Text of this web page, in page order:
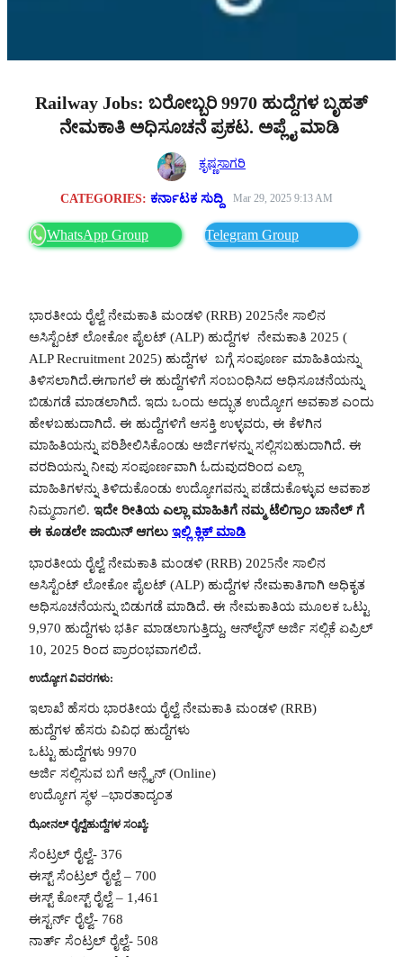
Railway Jobs: ಬರೋಬ್ಬರಿ 9970 ಹುದ್ದೆಗಳ ಬೃಹತ್
ನೇಮಕಾತಿ ಅಧಿಸೂಚನೆ ಪ್ರಕಟ. ಅಪ್ಲೈ ಮಾಡಿ
ಕೃಷ್ಣಸಾಗರಿ
CATEGORIES:ಕರ್ನಾಟಕ ಸುದ್ದಿ Mar 29, 2025 9:13 AM
WhatsApp Group Telegram Group
ಭಾರತೀಯ ರೈಲ್ವೆ ನೇಮಕಾತಿ ಮಂಡಳಿ (RRB) 2025ನೇ ಸಾಲಿನ
ಅಸಿಸ್ಟೆಂಟ್ ಲೋಕೋ ಪೈಲಟ್ (ALP) ಹುದ್ದೆಗಳ ನೇಮಕಾತಿ 2025 (
ALP Recruitment 2025) ಹುದ್ದೆಗಳ ಬಗ್ಗೆ ಸಂಪೂರ್ಣ ಮಾಹಿತಿಯನ್ನು
ತಿಳಿಸಲಾಗಿದೆ.ಈಗಾಗಲೆ ಈ ಹುದ್ದೆಗಳಿಗೆ ಸಂಬಂಧಿಸಿದ ಅಧಿಸೂಚನೆಯನ್ನು
ಬಿಡುಗಡೆ ಮಾಡಲಾಗಿದೆ. ಇದು ಒಂದು ಅದ್ಭುತ ಉದ್ಯೋಗ ಅವಕಾಶ ಎಂದು
ಹೇಳಬಹುದಾಗಿದೆ. ಈ ಹುದ್ದೆಗಳಿಗೆ ಆಸಕ್ತಿ ಉಳ್ಳವರು, ಈ ಕೆಳಗಿನ
ಮಾಹಿತಿಯನ್ನು ಪರಿಶೀಲಿಸಿಕೊಂಡು ಅರ್ಜಿಗಳನ್ನು ಸಲ್ಲಿಸಬಹುದಾಗಿದೆ. ಈ
ವರದಿಯನ್ನು ನೀವು ಸಂಪೂರ್ಣವಾಗಿ ಓದುವುದರಿಂದ ಎಲ್ಲಾ
ಮಾಹಿತಿಗಳನ್ನು ತಿಳಿದುಕೊಂಡು ಉದ್ಯೋಗವನ್ನು ಪಡೆದುಕೊಳ್ಳುವ ಅವಕಾಶ
ನಿಮ್ಮದಾಗಲಿ. ಇದೇ ರೀತಿಯ ಎಲ್ಲಾ ಮಾಹಿತಿಗೆ ನಮ್ಮ ಟೆಲಿಗ್ರಾಂ ಚಾನೆಲ್ ಗೆ
ಈ ಕೂಡಲೇ ಜಾಯಿನ್ ಆಗಲು ಇಲ್ಲಿ ಕ್ಲಿಕ್ ಮಾಡಿ
ಭಾರತೀಯ ರೈಲ್ವೆ ನೇಮಕಾತಿ ಮಂಡಳಿ (RRB) 2025ನೇ ಸಾಲಿನ
ಅಸಿಸ್ಟೆಂಟ್ ಲೋಕೋ ಪೈಲಟ್ (ALP) ಹುದ್ದೆಗಳ ನೇಮಕಾತಿಗಾಗಿ ಅಧಿಕೃತ
ಅಧಿಸೂಚನೆಯನ್ನು ಬಿಡುಗಡೆ ಮಾಡಿದೆ. ಈ ನೇಮಕಾತಿಯ ಮೂಲಕ ಒಟ್ಟು
9,970 ಹುದ್ದೆಗಳು ಭರ್ತಿ ಮಾಡಲಾಗುತ್ತಿದ್ದು, ಆನ್‌ಲೈನ್ ಅರ್ಜಿ ಸಲ್ಲಿಕೆ ಏಪ್ರಿಲ್
10, 2025 ರಿಂದ ಪ್ರಾರಂಭವಾಗಲಿದೆ.
ಉದ್ಯೋಗ ವಿವರಗಳು:
ಇಲಾಖೆ ಹೆಸರು ಭಾರತೀಯ ರೈಲ್ವೆ ನೇಮಕಾತಿ ಮಂಡಳಿ (RRB)
ಹುದ್ದೆಗಳ ಹೆಸರು ವಿವಿಧ ಹುದ್ದೆಗಳು
ಒಟ್ಟು ಹುದ್ದೆಗಳು 9970
ಅರ್ಜಿ ಸಲ್ಲಿಸುವ ಬಗೆ ಆನ್ಲೈನ್ (Online)
ಉದ್ಯೋಗ ಸ್ಥಳ –ಭಾರತಾದ್ಯಂತ
ಝೋನಲ್ ರೈಲ್ವೆಹುದ್ದೆಗಳ ಸಂಖ್ಯೆ:
ಸೆಂಟ್ರಲ್ ರೈಲ್ವೆ- 376
ಈಸ್ಟ್ ಸೆಂಟ್ರಲ್ ರೈಲ್ವೆ – 700
ಈಸ್ಟ್ ಕೋಸ್ಟ್ ರೈಲ್ವೆ – 1,461
ಈಸ್ಟರ್ನ್ ರೈಲ್ವೆ- 768
ನಾರ್ತ್ ಸೆಂಟ್ರಲ್ ರೈಲ್ವೆ- 508